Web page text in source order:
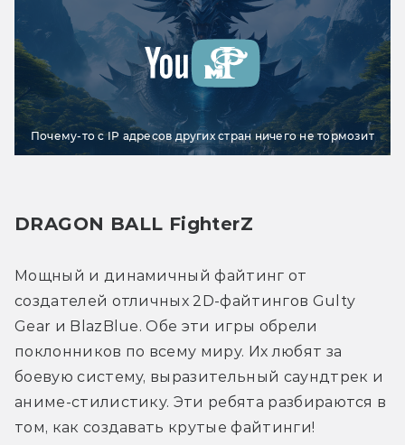
Почему-то с IP адресов других стран ничего не тормозит
DRAGON BALL FighterZ
Мощный и динамичный файтинг от
создателей отличных 2D-файтингов Gulty
Gear и BlazBlue. Обе эти игры обрели
поклонников по всему миру. Их любят за
боевую систему, выразительный саундтрек и
аниме-стилистику. Эти ребята разбираются в
том, как создавать крутые файтинги!